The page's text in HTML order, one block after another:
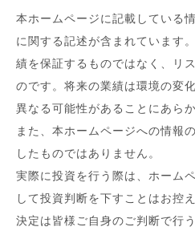
本ホームページに記載している
に関する記述が含まれています
績を保証するものではなく、リ
のです。将来の業績は環境の変
異なる可能性があることにあら
また、本ホームページへの情報
したものではありません。
実際に投資を行う際は、ホーム
して投資判断を下すことはお控
決定は皆様ご自身のご判断で行